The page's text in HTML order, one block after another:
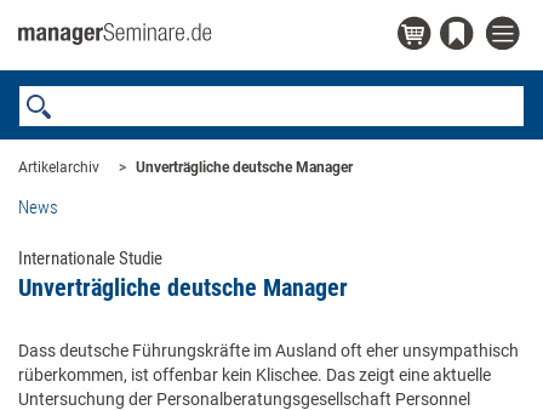
Artikelarchiv Unverträgliche deutsche Manager
News
Internationale Studie
Unverträgliche deutsche Manager
Dass deutsche Führungskräfte im Ausland oft eher unsympathisch
rüberkommen, ist offenbar kein Klischee. Das zeigt eine aktuelle
Untersuchung der Personalberatungsgesellschaft Personnel